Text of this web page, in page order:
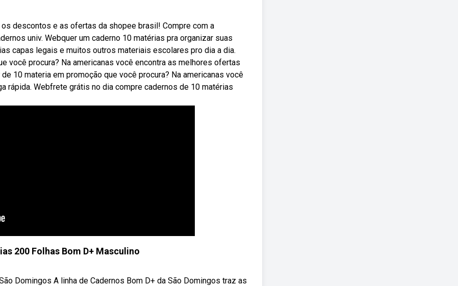
descontos e as ofertas da shopee brasil! Compre com a
univ. Webquer um caderno 10 matérias pra organizar suas
capas legais e muitos outros materiais escolares pro dia a dia.
você procura? Na americanas você encontra as melhores ofertas
10 materia em promoção que você procura? Na americanas você
rápida. Webfrete grátis no dia compre cadernos de 10 matérias
200 Folhas Bom D+ Masculino
Domingos A linha de Cadernos Bom D+ da São Domingos traz as